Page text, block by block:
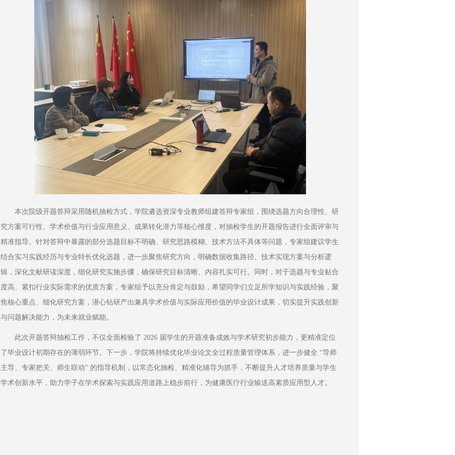
本次院级开题答辩采用随机抽检方式，学院遴选资深专业教师组建答辩专家组，围绕选题方向合理性、研
究方案可行性、学术价值与行业应用意义、成果转化潜力等核心维度，对抽检学生的开题报告进行全面评审与
精准指导。针对答辩中暴露的部分选题目标不明确、研究思路模糊、技术方法不具体等问题，专家组建议学生
结合实习实践经历与专业特长优化选题，进一步聚焦研究方向，明确数据收集路径、技术实现方案与分析逻
辑，深化文献研读深度，细化研究实施步骤，确保研究目标清晰、内容扎实可行。同时，对于选题与专业贴合
度高、紧扣行业实际需求的优质方案，专家组予以充分肯定与鼓励，希望同学们立足所学知识与实践经验，聚
焦核心重点、细化研究方案，潜心钻研产出兼具学术价值与实际应用价值的毕业设计成果，切实提升实践创新
与问题解决能力，为未来就业赋能。
此次开题答辩抽检工作，不仅全面检验了 2026 届学生的开题准备成效与学术研究初步能力，更精准定位
了毕业设计初期存在的薄弱环节。下一步，学院将持续优化毕业论文全过程质量管理体系，进一步健全 “导师
主导、专家把关、师生联动” 的指导机制，以常态化抽检、精准化辅导为抓手，不断提升人才培养质量与学生
学术创新水平，助力学子在学术探索与实践应用道路上稳步前行，为健康医疗行业输送高素质应用型人才。